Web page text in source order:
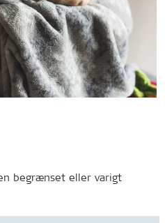
begrænset eller varigt